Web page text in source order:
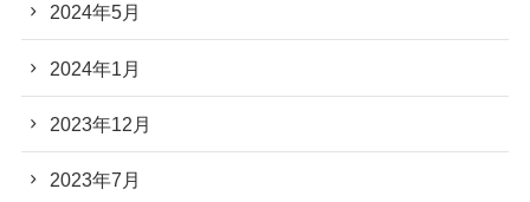
2024年5月
2024年1月
2023年12月
2023年7月